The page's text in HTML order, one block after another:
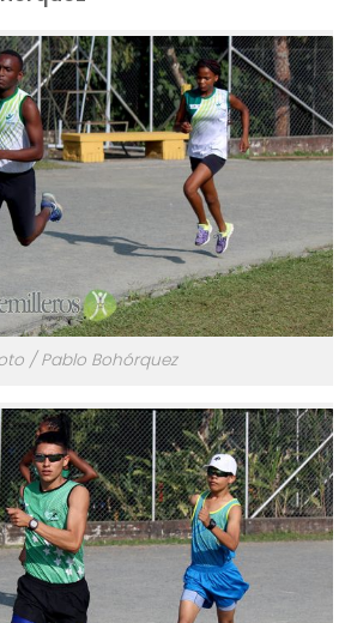
/ Pablo Bohórquez